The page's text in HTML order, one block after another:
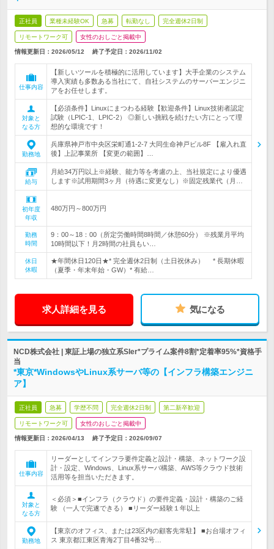
正社員 業種未経験OK 急募 転勤なし 完全週休2日制
リモートワーク可 女性のおしごと掲載中
情報更新日：2026/05/12 終了予定日： 2026/11/02
仕事内容
【新しいツールを積極的に活用しています】大手企業のシステム
導入実績も多数ある当社にて、自社システムのサーバーエンジニ
アをお任せします。
対象と
なる方
【必須条件】Linuxにまつわる経験【歓迎条件】Linux技術者認定
試験（LPIC-1、LPIC-2） ◎新しい挑戦を続けたい方にとって理
想的な環境です！
勤務地
兵庫県神戸市中央区栄町通1-2-7 大同生命神戸ビル8F 【雇入れ直
後】上記事業所 【変更の範囲】…
給与
月給34万円以上※経験、能力等を考慮の上、当社規定により優遇
します※試用期間3ヶ月（待遇に変更なし）※固定残業代（月…
初年度
年収
480万円～800万円
勤務
時間
9：00～18：00（所定労働時間8時間／休憩60分） ※残業月平均
10時間以下！月2時間の社員もい…
休日
休暇
★年間休日120日★* 完全週休2日制（土日祝休み） * 長期休暇
（夏季・年末年始・GW）* 有給…
求人詳細を見る 気になる
NCD株式会社 | 東証上場の独立系SIer*プライム案件8割*定着率95%*資格手
当
*東京*WindowsやLinux系サーバ等の【インフラ構築エンジニ
ア】
正社員 急募 学歴不問 完全週休2日制 第二新卒歓迎
リモートワーク可 女性のおしごと掲載中
情報更新日：2026/04/13 終了予定日： 2026/09/07
仕事内容
リーダーとしてインフラ要件定義と設計・構築、ネットワーク設
計・設定、Windows、Linux系サーバ構築、AWS等クラウド技術
活用等を担当いただきます。
対象と
なる方
＜必須＞■インフラ（クラウド）の要件定義・設計・構築のご経
験 （一人で完遂できる） ■リーダー経験１年以上
勤務地
【東京のオフィス、または23区内の顧客先常駐】 ■お台場オフィ
ス 東京都江東区青海2丁目4番32号…